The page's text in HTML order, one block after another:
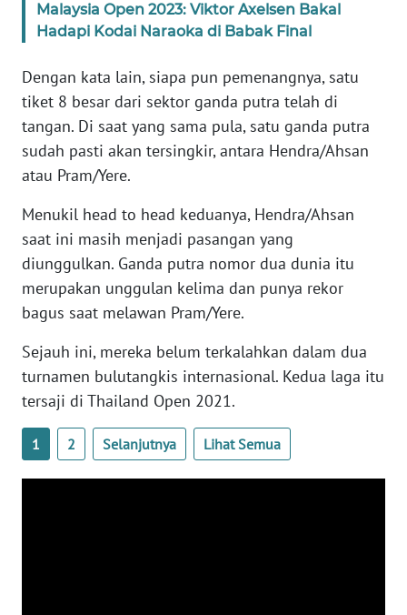
Malaysia Open 2023: Viktor Axelsen Bakal
Hadapi Kodai Naraoka di Babak Final
Dengan kata lain, siapa pun pemenangnya, satu
tiket 8 besar dari sektor ganda putra telah di
tangan. Di saat yang sama pula, satu ganda putra
sudah pasti akan tersingkir, antara Hendra/Ahsan
atau Pram/Yere.
Menukil head to head keduanya, Hendra/Ahsan
saat ini masih menjadi pasangan yang
diunggulkan. Ganda putra nomor dua dunia itu
merupakan unggulan kelima dan punya rekor
bagus saat melawan Pram/Yere.
Sejauh ini, mereka belum terkalahkan dalam dua
turnamen bulutangkis internasional. Kedua laga itu
tersaji di Thailand Open 2021.
1 2 Selanjutnya Lihat Semua
WN
SUMUT
WN
JAKARTA
WN
JABAR
WN
BANTEN
WN
NTT
WN
KEPRI
WN
PAPUA